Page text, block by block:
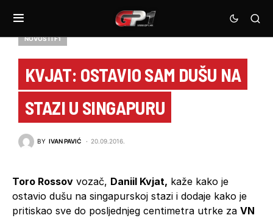
NOVOSTI F1
KVJAT: OSTAVIO SAM DUŠU NA
STAZI U SINGAPURU
BY IVAN PAVIĆ 20.09.2016.
Toro Rossov vozač, Daniil Kvjat, kaže kako je
ostavio dušu na singapurskoj stazi i dodaje kako je
pritiskao sve do posljednjeg centimetra utrke za VN